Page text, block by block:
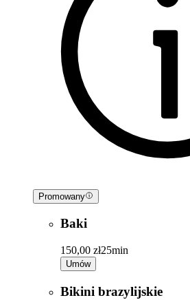
Promowany
Baki
150,00 zł25min
Umów
Bikini brazylijskie